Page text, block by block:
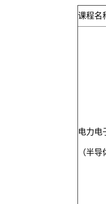
课程名
电力电
（半